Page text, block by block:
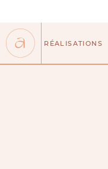
contenu
RÉALISATIONS